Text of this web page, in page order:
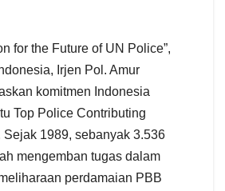
for the Future of UN Police”,
Irjen Pol. Amur
komitmen Indonesia
Top Police Contributing
1989, sebanyak 3.536
mengemban tugas dalam
perdamaian PBB